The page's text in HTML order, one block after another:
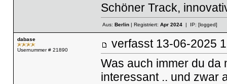
Schöner Track,
Aus: Berlin| Registriert: Apr 2024| IP: [logged]
dabase
Usernummer # 21890
verfasst 13-06-
Was auch immer du da
interessant .. und zwar